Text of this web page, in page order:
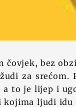
čovjek, bez
za srećom.
to je lijep i
kojima ljudi idu